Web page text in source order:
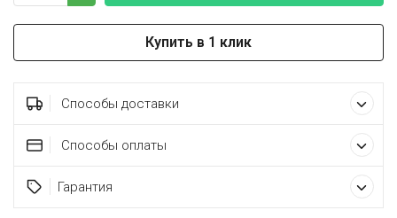
Купить в 1 клик
Способы доставки
Способы оплаты
Гарантия